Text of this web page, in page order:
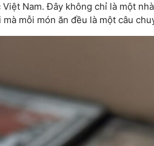
Việt Nam. Đây không chỉ là một
mà mỗi món ăn đều là một câu